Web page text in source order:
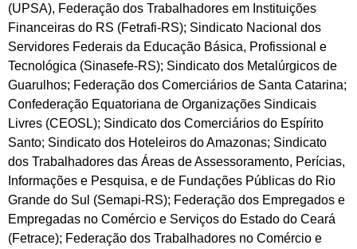
(UPSA), Federação dos Trabalhadores em Instituições
Financeiras do RS (Fetrafi-RS); Sindicato Nacional dos
Servidores Federais da Educação Básica, Profissional e
Tecnológica (Sinasefe-RS); Sindicato dos Metalúrgicos de
Guarulhos; Federação dos Comerciários de Santa Catarina;
Confederação Equatoriana de Organizações Sindicais
Livres (CEOSL); Sindicato dos Comerciários do Espírito
Santo; Sindicato dos Hoteleiros do Amazonas; Sindicato
dos Trabalhadores das Áreas de Assessoramento, Perícias,
Informações e Pesquisa, e de Fundações Públicas do Rio
Grande do Sul (Semapi-RS); Federação dos Empregados e
Empregadas no Comércio e Serviços do Estado do Ceará
(Fetrace); Federação dos Trabalhadores no Comércio e